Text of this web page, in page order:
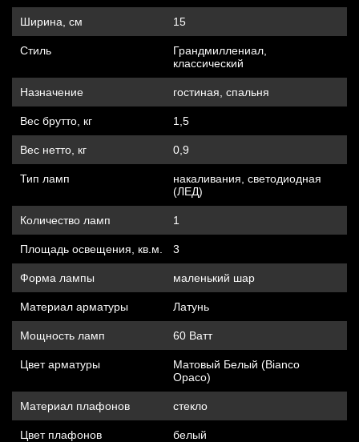
Ширина, см 15
Стиль
Грандмиллениал,
классический
Назначение гостиная, спальня
Вес брутто, кг 1,5
Вес нетто, кг 0,9
Тип ламп
накаливания, cветодиодная
(ЛЕД)
Количество ламп 1
Площадь освещения, кв.м. 3
Форма лампы маленький шар
Материал арматуры Латунь
Мощность ламп 60 Ватт
Цвет арматуры
Матовый Белый (Bianco
Opaco)
Материал плафонов стекло
Цвет плафонов белый